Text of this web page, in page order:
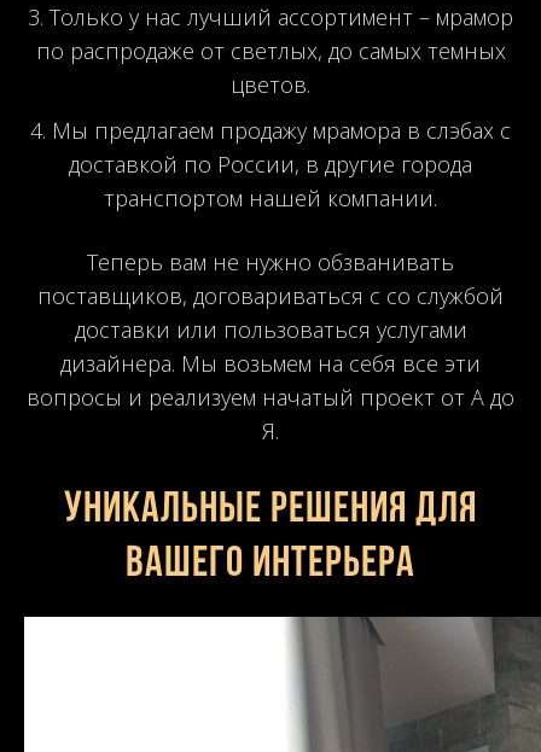
Только у нас лучший ассортимент – мрамор
по распродаже от светлых, до самых темных
цветов.
Мы предлагаем продажу мрамора в слэбах с
доставкой по России, в другие города
транспортом нашей компании.
Теперь вам не нужно обзванивать
поставщиков, договариваться с со службой
доставки или пользоваться услугами
дизайнера. Мы возьмем на себя все эти
вопросы и реализуем начатый проект от А до
Я.
Уникальные решения для
вашего интерьера